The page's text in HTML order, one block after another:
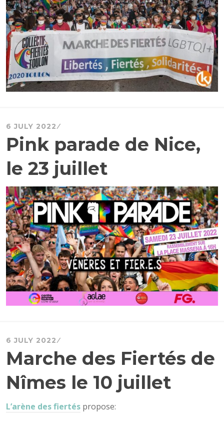
6 JULY 2022
Pink parade de Nice,
le 23 juillet
6 JULY 2022
Marche des Fiertés de
Nîmes le 10 juillet
L’arène des fiertés propose: